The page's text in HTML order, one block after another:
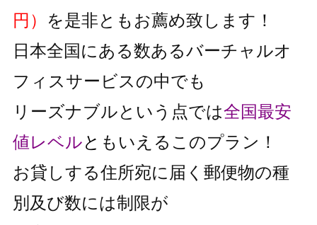
円） を是非ともお薦め致します！
日本全国にある数あるバーチャルオ
フィスサービスの中でも
リーズナブルという点では全国最安
値レベルと もいえるこのプラン！
お貸しする住所宛に届く郵便物の種
別及び数には制限が